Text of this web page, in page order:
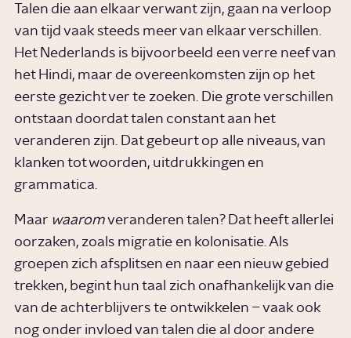
Talen die aan elkaar verwant zijn, gaan na verloop
van tijd vaak steeds meer van elkaar verschillen.
Het Nederlands is bijvoorbeeld een verre neef van
het Hindi, maar de overeenkomsten zijn op het
eerste gezicht ver te zoeken. Die grote verschillen
ontstaan doordat talen constant aan het
veranderen zijn. Dat gebeurt op alle niveaus, van
klanken tot woorden, uitdrukkingen en
grammatica.
Maar waaromveranderen talen? Dat heeft allerlei
oorzaken, zoals migratie en kolonisatie. Als
groepen zich afsplitsen en naar een nieuw gebied
trekken, begint hun taal zich onafhankelijk van die
van de achterblijvers te ontwikkelen – vaak ook
nog onder invloed van talen die al door andere